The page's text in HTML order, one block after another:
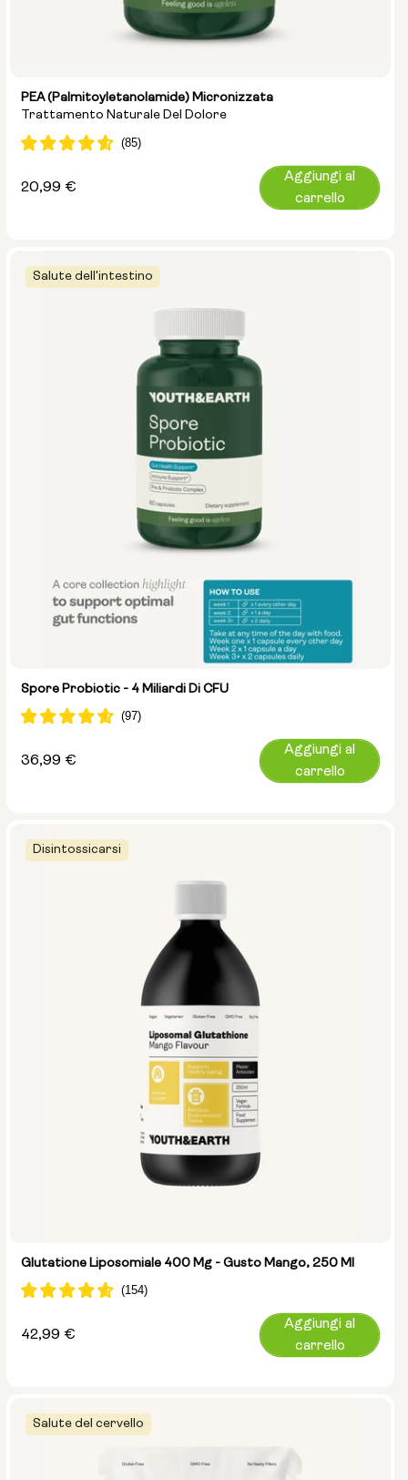
PEA (palmitoyletanolamide) Micronizzata
Trattamento Naturale Del Dolore
Prezzo
20,99 €
Aggiungi al
carrello
Salute dell'intestino
Spore Probiotic - 4 Miliardi Di CFU
Prezzo
36,99 €
Aggiungi al
carrello
Disintossicarsi
Glutatione Liposomiale 400 Mg - Gusto Mango, 250 Ml
Prezzo
42,99 €
Aggiungi al
carrello
Salute del cervello